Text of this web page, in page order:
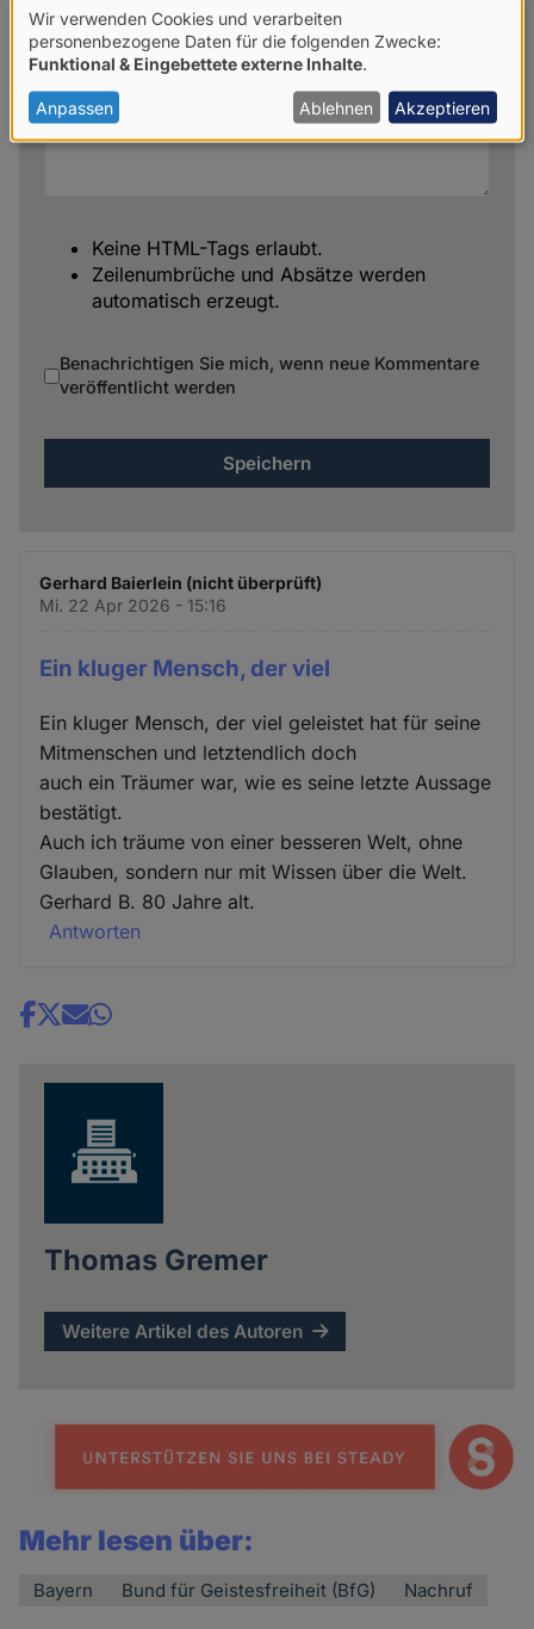
Keine HTML-Tags erlaubt.
Zeilenumbrüche und Absätze werden
automatisch erzeugt.
Benachrichtigen Sie mich, wenn neue Kommentare
veröffentlicht werden
Gerhard Baierlein (nicht überprüft)
Mi. 22 Apr 2026 - 15:16
Ein kluger Mensch, der viel
Ein kluger Mensch, der viel geleistet hat für seine
Mitmenschen und letztendlich doch
auch ein Träumer war, wie es seine letzte Aussage
bestätigt.
Auch ich träume von einer besseren Welt, ohne
Glauben, sondern nur mit Wissen über die Welt.
Gerhard B. 80 Jahre alt.
Antworten
Share
Thomas Gremer
Weitere Artikel des Autoren
Mehr lesen über:
Bayern Bund für Geistesfreiheit (BfG) Nachruf
Verwendung
von
personenbezogenen
Daten
Wir verwenden Cookies und verarbeiten
personenbezogene Daten für die folgenden Zwecke:
Funktional & Eingebettete externe Inhalte.
Anpassen Ablehnen Akzeptieren